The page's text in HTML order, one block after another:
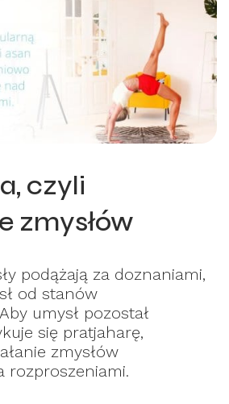
czyli
zmysłów
podążają za doznaniami,
od stanów
umysł pozostał
się pratjaharę,
zmysłów
rozproszeniami.